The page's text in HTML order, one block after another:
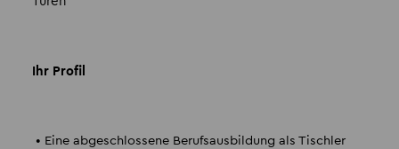
Ihr Profil
• Eine abgeschlossene Berufsausbildung als Tischler